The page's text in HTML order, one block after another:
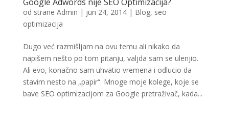
od strane Admin | jun 24, 2014| Blog, seo
optimizacija
Dugo već razmišljam na ovu temu ali nikako da
napišem nešto po tom pitanju, valjda sam se ulenjio.
Ali evo, konačno sam uhvatio vremena i odlucio da
stavim nesto na „papir“. Mnoge moje kolege, koje se
bave SEO optimizacijom za Google pretraživač, kada...